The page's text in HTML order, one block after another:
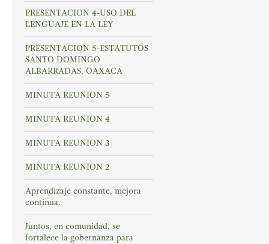
PRESENTACION 4-USO DEL
LENGUAJE EN LA LEY
PRESENTACION 5-ESTATUTOS
SANTO DOMINGO
ALBARRADAS, OAXACA
MINUTA REUNION 5
MINUTA REUNION 4
MINUTA REUNION 3
MINUTA REUNION 2
Aprendizaje constante, mejora
continua.
Juntos, en comunidad, se
fortalece la gobernanza para